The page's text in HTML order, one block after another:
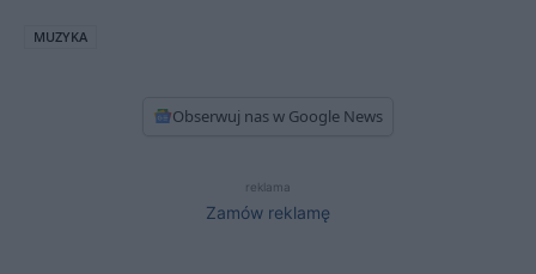
MUZYKA
Obserwuj nas w Google News
reklama
Zamów reklamę